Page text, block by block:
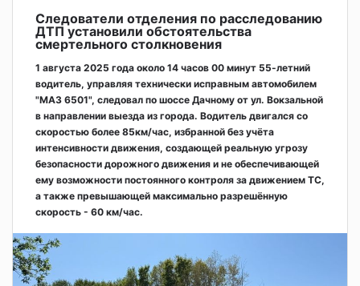
Следователи отделения по расследованию
ДТП установили обстоятельства
смертельного столкновения
1 августа 2025 года около 14 часов 00 минут 55-летний
водитель, управляя технически исправным автомобилем
"МАЗ 6501", следовал по шоссе Дачному от ул. Вокзальной
в направлении выезда из города. Водитель двигался со
скоростью более 85км/час, избранной без учёта
интенсивности движения, создающей реальную угрозу
безопасности дорожного движения и не обеспечивающей
ему возможности постоянного контроля за движением ТС,
а также превышающей максимально разрешённую
скорость - 60 км/час.